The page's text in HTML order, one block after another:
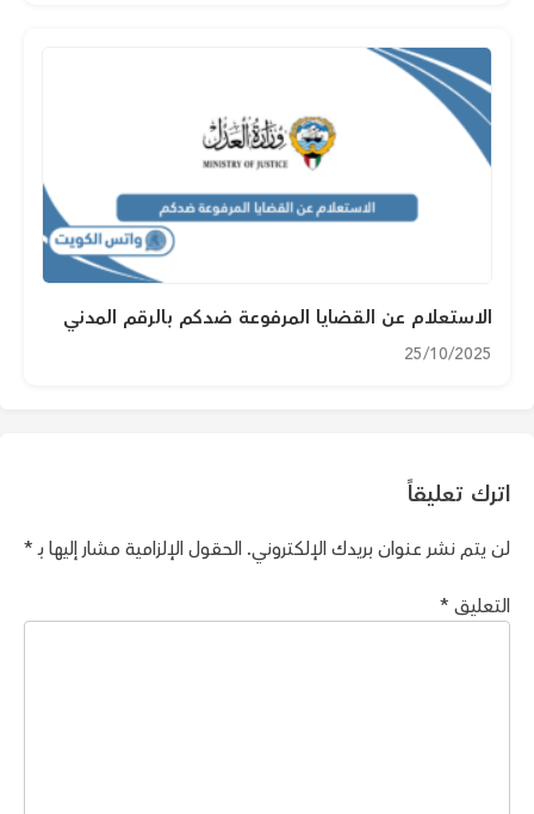
الاستعلام عن القضايا المرفوعة ضدكم بالرقم المدني
25/10/2025
اترك تعليقاً
لن يتم نشر عنوان بريدك الإلكتروني. الحقول الإلزامية مشار إليها بـ*
التعليق *